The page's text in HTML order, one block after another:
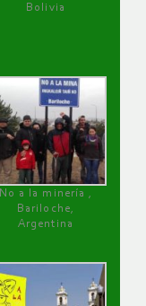
Bolivia
No a la minería ,
Bariloche,
Argentina